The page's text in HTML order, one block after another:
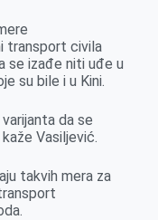
transport civila
se izađe niti uđe u
su bile i u Kini.
da se
Vasiljević.
takvih mera za